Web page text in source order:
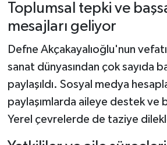
Toplumsal tepki ve
mesajları geliyor
Defne Akçakayalıoğlu'nun
sanat dünyasından çok sayıda
paylaşıldı. Sosyal medya
paylaşımlarda aileye destek ve
Yerel çevrelerde de taziye